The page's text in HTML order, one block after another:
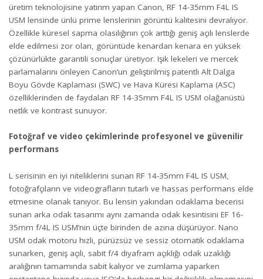
üretim teknolojisine yatırım yapan Canon, RF 14-35mm F4L IS
USM lensinde ünlü prime lenslerinin görüntü kalitesini devralıyor.
Özellikle küresel sapma olasılığının çok arttığı geniş açılı lenslerde
elde edilmesi zor olan, görüntüde kenardan kenara en yüksek
çözünürlükte garantili sonuçlar üretiyor. Işık lekeleri ve mercek
parlamalarını önleyen Canon’un geliştirilmiş patentli Alt Dalga
Boyu Gövde Kaplaması (SWC) ve Hava Küresi Kaplama (ASC)
özelliklerinden de faydalan RF 14-35mm F4L IS USM olağanüstü
netlik ve kontrast sunuyor.
Fotoğraf ve video çekimlerinde profesyonel ve güvenilir
performans
L serisinin en iyi niteliklerini sunan RF 14-35mm F4L IS USM,
fotoğrafçıların ve videografların tutarlı ve hassas performans elde
etmesine olanak tanıyor. Bu lensin yakından odaklama becerisi
sunan arka odak tasarımı aynı zamanda odak kesintisini EF 16-
35mm f/4L IS USM’nin üçte birinden de azına düşürüyor. Nano
USM odak motoru hızlı, pürüzsüz ve sessiz otomatik odaklama
sunarken, geniş açılı, sabit f/4 diyafram açıklığı odak uzaklığı
aralığının tamamında sabit kalıyor ve zumlama yaparken